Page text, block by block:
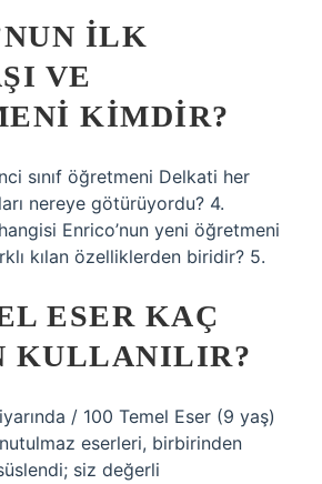
ILK
VE
KIMDIR?
sınıf öğretmeni Delkati her
nereye götürüyordu? 4.
Enrico’nun yeni öğretmeni
kılan özelliklerden biridir? 5.
ESER KAÇ
KULLANILIR?
/ 100 Temel Eser (9 yaş)
eserleri, birbirinden
siz değerli